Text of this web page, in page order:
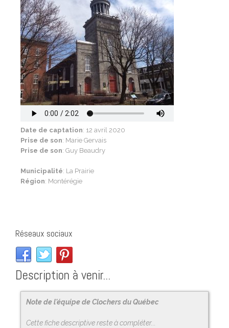
Date de captation: 12 avril 2020
Prise de son: Marie Gervais
Prise de son: Guy Beaudry
Municipalité: La Prairie
Région: Montérégie
Réseaux sociaux
Description à venir...
Note de l'équipe de Clochers du Québec
Cette fiche descriptive reste à compléter...